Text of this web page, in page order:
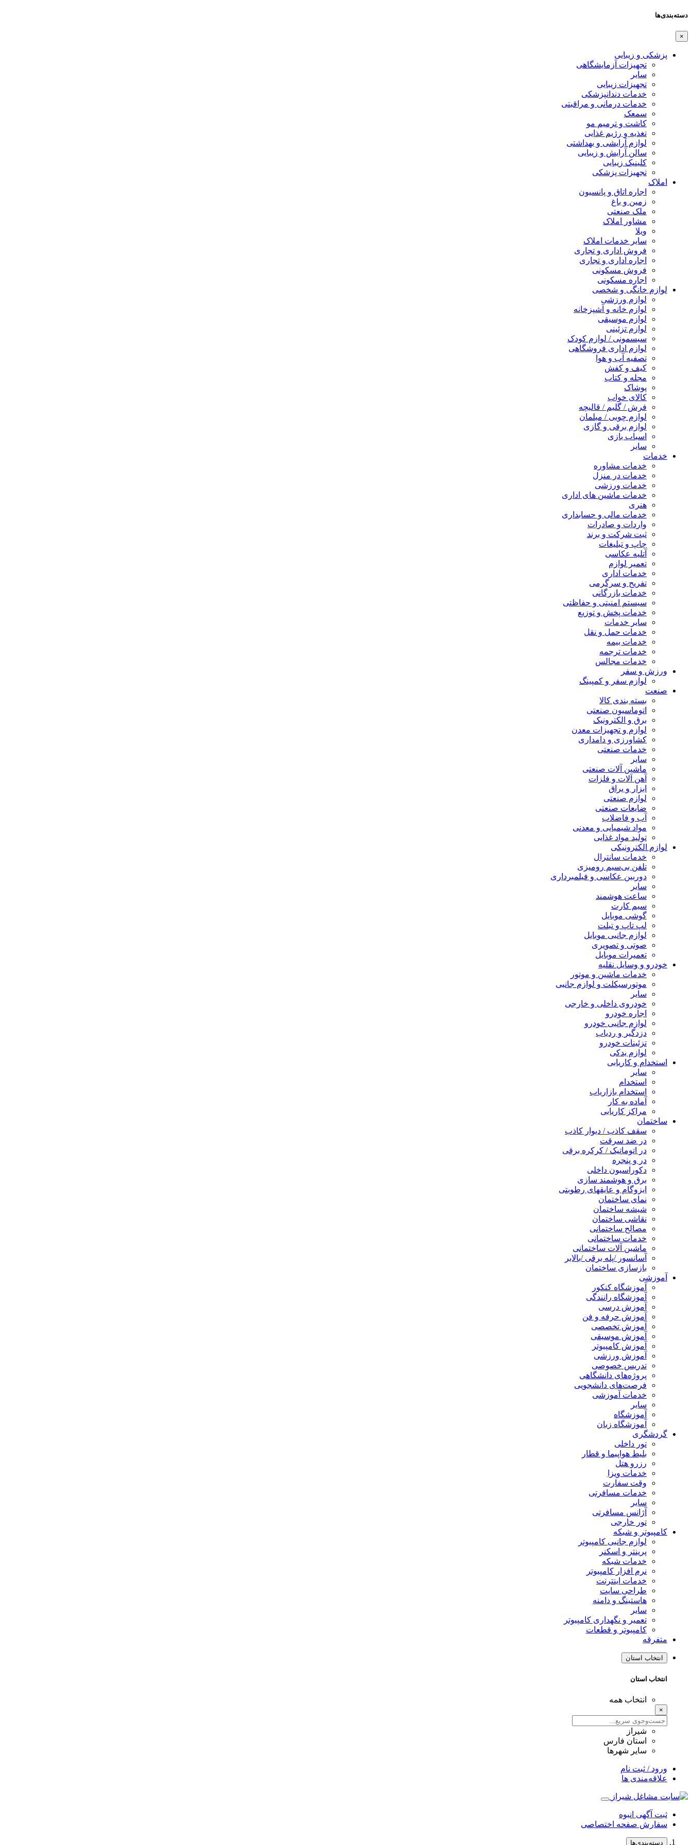
دسته‌بندی‌ها
×
پزشکی و زیبایی
تجهیزات آزمایشگاهی
سایر
تجهیزات زیبایی
خدمات دندانپزشکی
خدمات درمانی و مراقبتی
سمعک
کاشت و ترمیم مو
تغذیه و رژیم غذایی
لوازم آرایشی و بهداشتی
سالن آرایش و زیبایی
کلینیک زیبایی
تجهیزات پزشکی
املاک
اجاره اتاق و پانسیون
زمین و باغ
ملک صنعتی
مشاور املاک
ویلا
سایر خدمات املاک
فروش اداری و تجاری
اجاره اداری و تجاری
فروش مسکونی
اجاره مسکونی
لوازم خانگی و شخصی
لوازم ورزشی
لوازم خانه و آشپزخانه
لوازم موسیقی
لوازم تزئینی
سیسمونی / لوازم کودک
لوازم اداری فروشگاهی
تصفیه آب و هوا
کیف و کفش
مجله و کتاب
پوشاک
کالای خواب
فرش / گلیم / قالیچه
لوازم چوبی / مبلمان
لوازم برقی و گازی
اسباب بازی
سایر
خدمات
خدمات مشاوره
خدمات در منزل
خدمات ورزشی
خدمات ماشین های اداری
هنری
خدمات مالی و حسابداری
واردات و صادرات
ثبت شرکت و برند
چاپ و تبلیغات
آتلیه عکاسی
تعمیر لوازم
خدمات اداری
تفریح و سرگرمی
خدمات بازرگانی
سیستم امنیتی و حفاظتی
خدمات پخش و توزیع
سایر خدمات
خدمات حمل و نقل
خدمات بیمه
خدمات ترجمه
خدمات مجالس
ورزش و سفر
لوازم سفر و کمپینگ
صنعت
بسته بندی کالا
اتوماسیون صنعتی
برق و الکترونیک
لوازم و تجهیزات معدن
کشاورزی و دامداری
خدمات صنعتی
سایر
ماشین آلات صنعتی
آهن آلات و فلزات
ابزار و یراق
لوازم صنعتی
ضایعات صنعتی
آب و فاضلاب
مواد شیمیایی و معدنی
تولید مواد غذایی
لوازم الکترونیکی
خدمات سانترال
تلفن بی‌سیم رومیزی
دوربین عکاسی و فیلمبرداری
سایر
ساعت هوشمند
سیم کارت
گوشی موبایل
لپ تاپ و تبلت
لوازم جانبی موبایل
صوتی و تصویری
تعمیرات موبایل
خودرو و وسایل نقلیه
خدمات ماشین و موتور
موتورسیکلت و لوازم جانبی
سایر
خودروی داخلی و خارجی
اجاره خودرو
لوازم جانبی خودرو
دزدگیر و ردیاب
تزئینات خودرو
لوازم یدکی
استخدام و کاریابی
سایر
استخدام
استخدام بازاریاب
آماده به کار
مراکز کاریابی
ساختمان
سقف کاذب / دیوار کاذب
در ضد سرقت
در اتوماتیک / کرکره برقی
در و پنجره
دکوراسیون داخلی
برق و هوشمند سازی
ایزوگام و عایقهای رطوبتی
نمای ساختمان
شیشه ساختمان
نقاشی ساختمان
مصالح ساختمانی
خدمات ساختمانی
ماشین آلات ساختمانی
آسانسور /پله برقی /بالابر
بازسازی ساختمان
آموزشی
آموزشگاه کنکور
آموزشگاه رانندگی
آموزش درسی
آموزش حرفه و فن
آموزش تخصصی
آموزش موسیقی
آموزش کامپیوتر
آموزش ورزشی
تدریس خصوصی
پروژه‌های دانشگاهی
فرصت‌های دانشجویی
خدمات آموزشی
سایر
آموزشگاه
آموزشگاه زبان
گردشگری
تور داخلی
بلیط هواپیما و قطار
رزرو هتل
خدمات ویزا
وقت سفارت
خدمات مسافرتی
سایر
آژانس مسافرتی
تور خارجی
کامپیوتر و شبکه
لوازم جانبی کامپیوتر
پرینتر و اسکنر
خدمات شبکه
نرم افزار کامپیوتر
خدمات اینترنت
طراحی سایت
هاستینگ و دامنه
سایر
تعمیر و نگهداری کامپیوتر
کامپیوتر و قطعات
متفرقه
انتخاب استان
انتخاب استان
انتخاب همه
×
شیراز
استان فارس
سایر شهرها
ورود / ثبت نام
علاقه‌مندی ها
ثبت آگهی انبوه
سفارش صفحه اختصاصی
دسته‌بندی‌ها